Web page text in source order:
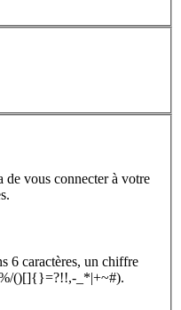
de vous connecter à votre
6 caractères, un chiffre
()[]{}=?!!,-_*|+~#).